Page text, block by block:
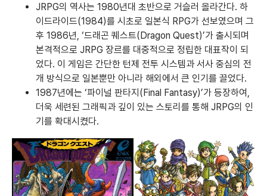
JRPG의 역사는 1980년대 초반으로 거슬러 올라간다. 하
이드라이드(1984)를 시초로 일본식 RPG가 선보였으며 그
후 1986년, ‘드래곤 퀘스트(Dragon Quest)’가 출시되며
본격적으로 JRPG 장르를 대중적으로 정립한 대표작이 되
었다. 이 게임은 간단한 턴제 전투 시스템과 서사 중심의 전
개 방식으로 일본뿐만 아니라 해외에서 큰 인기를 끌었다.
1987년에는 ‘파이널 판타지(Final Fantasy)’가 등장하여,
더욱 세련된 그래픽과 깊이 있는 스토리를 통해 JRPG의 인
기를 확대시켰다.